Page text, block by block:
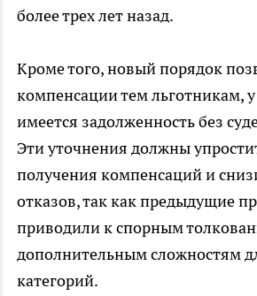
более трех лет назад.
Кроме того, новый порядок
компенсации тем льготникам,
имеется задолженность без
Эти уточнения должны
получения компенсаций и
отказов, так как предыдущие
приводили к спорным
дополнительным сложностям
категорий.